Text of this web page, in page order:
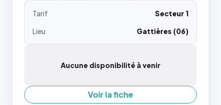
Tarif
Secteur 1
Lieu
Gattières (06)
Aucune disponibilité à venir
Voir la fiche